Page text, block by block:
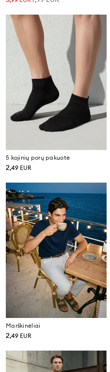
5 kojinių porų pakuotė
2,49 EUR
Marškinėliai
2,49 EUR